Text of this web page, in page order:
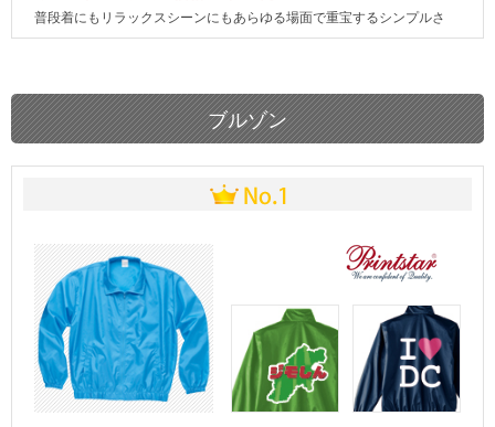
普段着にもリラックスシーンにもあらゆる場面で重宝するシンプルさ
ブルゾン